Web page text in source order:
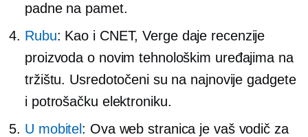
padne na pamet.
Rubu: Kao i CNET, Verge daje recenzije
proizvoda o novim tehnološkim uređajima na
tržištu. Usredotočeni su na najnovije gadgete
i potrošačku elektroniku.
U mobitel : Ova web stranica je vaš vodič za